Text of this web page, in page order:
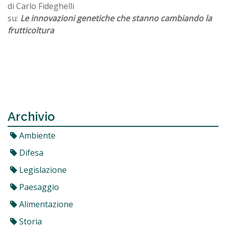
di Carlo Fideghelli
su: Le innovazioni genetiche che stanno cambiando la
frutticoltura
Archivio
Ambiente
Difesa
Legislazione
Paesaggio
Alimentazione
Storia